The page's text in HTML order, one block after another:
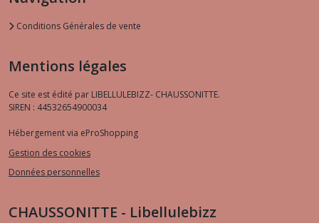
Conditions Générales de vente
Mentions légales
Ce site est édité par LIBELLULEBIZZ- CHAUSSONITTE.
SIREN : 44532654900034
Hébergement via eProShopping
Gestion des cookies
Données personnelles
CHAUSSONITTE - Libellulebizz